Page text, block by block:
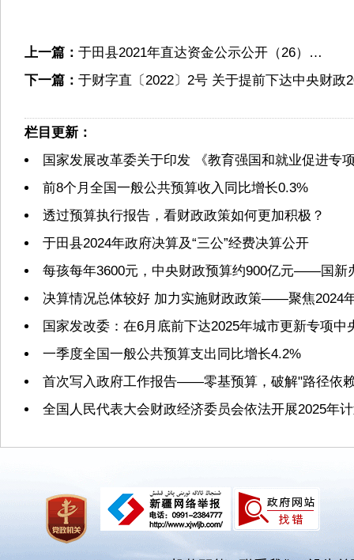
上一篇： 于田县2021年直达资金公示公开（26）…
下一篇： 于财字直〔2022〕2号 关于提前下达中央财
栏目更新：
国家发展改革委关于印发 《教育强国和就业促进专
前8个月全国一般公共预算收入同比增长0.3%
透过预算执行报告，看财政政策如何更加积极？
于田县2024年政府决算及“三公”经费决算公开
每孩每年3600元，中央财政预算约900亿元——国新
决算情况总体较好 加力实施财政政策——聚焦2024
国家发改委：在6月底前下达2025年城市更新专项中
一季度全国一般公共预算支出同比增长4.2%
首次写入政府工作报告——零基预算，破解"路径依
全国人民代表大会财政经济委员会依法开展2025年